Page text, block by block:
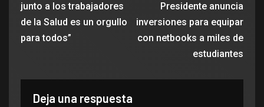
junto a los trabajadores
de la Salud es un orgullo
para todos”
Presidente anuncia
inversiones para equipar
con netbooks a miles de
estudiantes
Deja una respuesta